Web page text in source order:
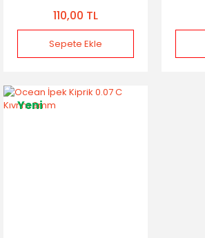
110,00 TL
Sepete Ekle
Yeni